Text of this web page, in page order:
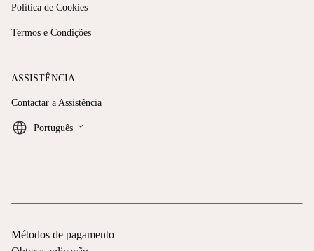
Política de Cookies
Termos e Condições
ASSISTÊNCIA
Contactar a Assistência
Português keyboard_arrow_down
Métodos de pagamento